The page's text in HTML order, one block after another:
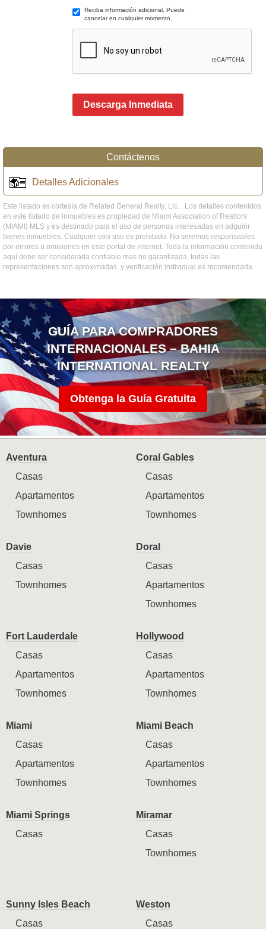
Reciba información adicional. Puede
cancelar en cualquier momento.
Descarga Inmediata
Contáctenos
Detalles Adicionales
Este listado es cortesía de Related General Realty, Llc. . Los detalles contenidos
en este listado de inmuebles es propiedad de Miami Association of Realtors
(MIAMI) MLS y es destinado para el uso de personas interesadas en adquirir
bienes inmuebles. Cualquier otro uso es prohibido. No seremos responsables
por errores u omisiones en este portal de internet. Toda la información contenida
aquí debe ser considerada confiable mas no garantizada, todas las
representaciones son aproximadas, y verificación individual es recomendada.
GUÍA PARA COMPRADORES
INTERNACIONALES – BAHIA
INTERNATIONAL REALTY
Obtenga la Guía Gratuita
Aventura
Casas
Apartamentos
Townhomes
Coral Gables
Casas
Apartamentos
Townhomes
Davie
Casas
Townhomes
Doral
Casas
Apartamentos
Townhomes
Fort Lauderdale
Casas
Apartamentos
Townhomes
Hollywood
Casas
Apartamentos
Townhomes
Miami
Casas
Apartamentos
Townhomes
Miami Beach
Casas
Apartamentos
Townhomes
Miami Springs
Casas
Miramar
Casas
Townhomes
Sunny Isles Beach
Casas
Weston
Casas